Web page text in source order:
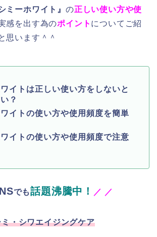
シミーホワイト』の正しい使い方や使
感を出す為のポイント についてご紹
思います＾＾
イトは正しい使い方をしないと
？
イトの使い方や使用頻度を簡単
イトの使い方や使用頻度で注意
でも話題沸騰中！ ／ ／
ミ・シワエイジングケア